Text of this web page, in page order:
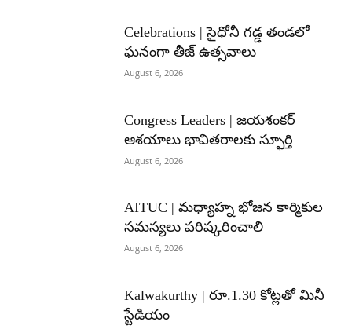
Celebrations | సైధోనీ గడ్డ తండలో
ఘనంగా తీజ్ ఉత్సవాలు
August 6, 2026
Congress Leaders | జయశంకర్
ఆశయాలు భావితరాలకు స్ఫూర్తి
August 6, 2026
AITUC | మధ్యాహ్న భోజన కార్మికుల
సమస్యలు పరిష్కరించాలి
August 6, 2026
Kalwakurthy | రూ.1.30 కోట్లతో మినీ
స్టేడియం